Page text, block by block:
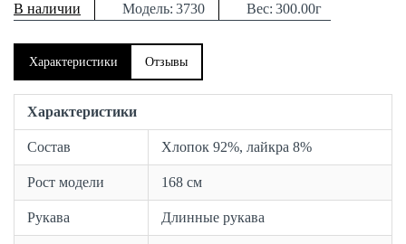
В наличии Модель: 3730 Вес: 300.00г
Характеристики Отзывы
Характеристики
Состав Хлопок 92%, лайкра 8%
Рост модели 168 см
Рукава Длинные рукава